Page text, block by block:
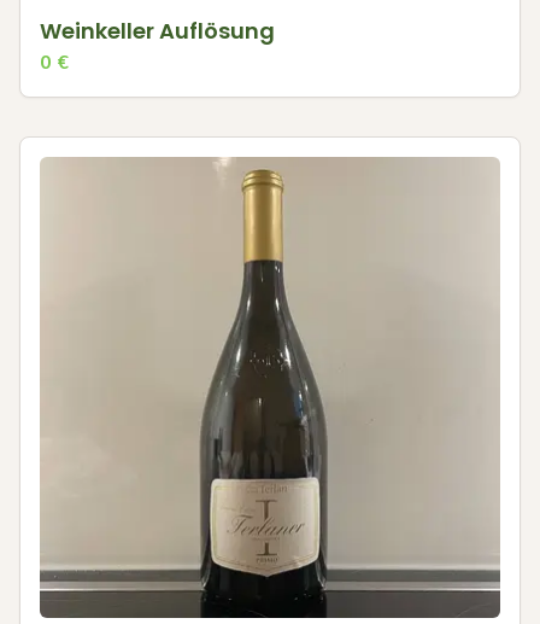
Weinkeller Auflösung
0 €